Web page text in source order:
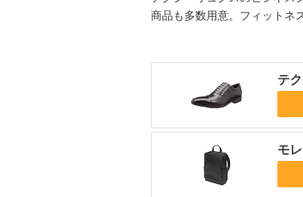
商品も多数用意。フィットネ
テ
モ